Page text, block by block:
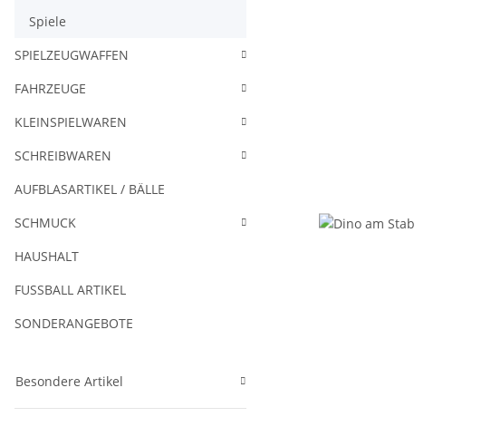
Spiele
SPIELZEUGWAFFEN
FAHRZEUGE
KLEINSPIELWAREN
SCHREIBWAREN
AUFBLASARTIKEL / BÄLLE
SCHMUCK
HAUSHALT
FUSSBALL ARTIKEL
SONDERANGEBOTE
Besondere Artikel